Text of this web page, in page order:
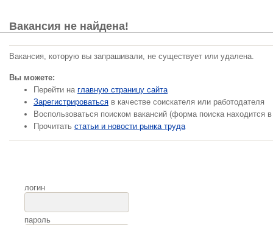
Вакансия не найдена!
Вакансия, которую вы запрашивали, не существует или удалена.
Вы можете:
Перейти на главную страницу сайта
Зарегистрироваться в качестве соискателя или работодателя
Воспользоваться поиском вакансий (форма поиска находится
Прочитать статьи и новости рынка труда
логин
пароль